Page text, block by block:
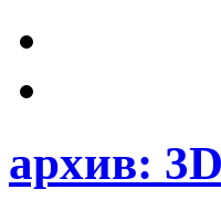
архив: